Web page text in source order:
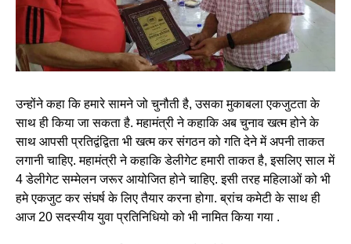
उन्होंने कहा कि हमारे सामने जो चुनौती है, उसका मुकाबला एकजुटता के
साथ ही किया जा सकता है. महामंत्री ने कहाकि अब चुनाव खत्म होने के
साथ आपसी प्रतिद्वंद्विता भी खत्म कर संगठन को गति देने में अपनी ताकत
लगानी चाहिए. महामंत्री ने कहाकि डेलीगेट हमारी ताकत है, इसलिए साल में
4 डेलीगेट सम्मेलन जरूर आयोजित होने चाहिए. इसी तरह महिलाओं को भी
हमे एकजुट कर संघर्ष के लिए तैयार करना होगा. ब्रांच कमेटी के साथ ही
आज 20 सदस्यीय युवा प्रतिनिधियो को भी नामित किया गया .